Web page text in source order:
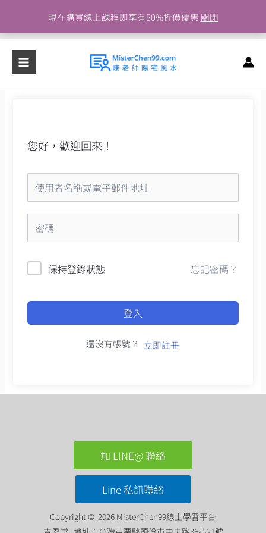
現在購買線上課程即享有50%折價優惠 關閉
主
容
您好，歡迎回來！
保持登錄狀態 忘記密碼？
登入
還沒有帳號？ 立即註冊
加 LINE@ 聯絡
Line 私訊聯絡
Copyright © 2026 MisterChen99線上學習平台